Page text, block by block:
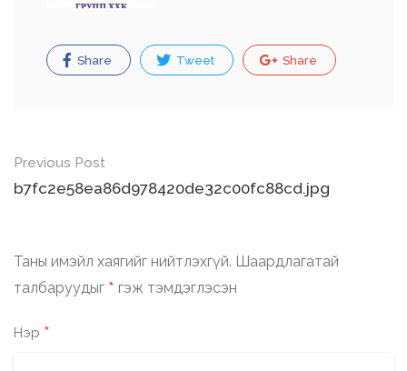
Share Tweet Share
Post
navigation
Previous Post
b7fc2e58ea86d978420de32c00fc88cd.jpg
Таны имэйл хаягийг нийтлэхгүй. Шаардлагатай
талбаруудыг * гэж тэмдэглэсэн
Нэр *